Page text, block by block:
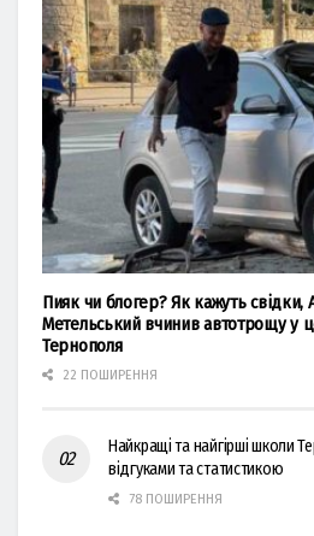
Пияк чи блогер? Як кажуть свідки,
Метельський вчинив автотрощу у
Тернополя
22 ПОШИРЕННЯ
Найкращі та найгірші школи
відгуками та статистикою
78 ПОШИРЕННЯ